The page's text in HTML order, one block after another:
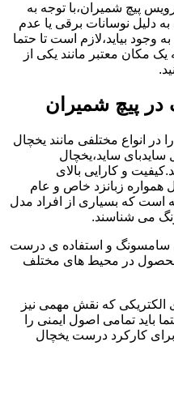
پیچ شمیران،با توجه به
دلیل نوسانات برقی یا عدم
وجود بیاید،لازم است تا حتما
مکان معتبر مانند یکی از
پیچ شمیران
انواع مختلفی مانند یخچال
ساید،یخچال
و کارایی بالای
زبانزد خاص و عام
است که بسیاری از افراد مدل
می شناسند.
سامسونگ و استفاده ی درست
محصول در محیط های مختلف
الکتریکی که نقش مهمی نیز
باید تمامی اصول ایمنی را
کارکرد درست یخچال